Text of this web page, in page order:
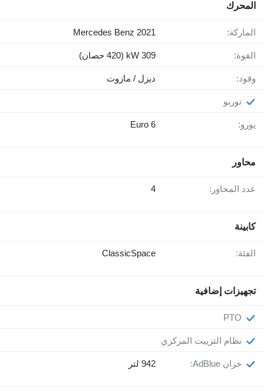
المحرك
الماركة: Mercedes Benz 2021
القوة: 309 kW (420 حصان)
وقود: ديزل / مازوت
توربو
يورو: Euro 6
محاور
عدد المحاور: 4
كابينة
الفئة: ClassicSpace
تجهيزات إضافية
PTO
نظام التزييت المركزي
خزان AdBlue: 942 لتر